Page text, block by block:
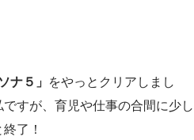
ナ５」 をやっとクリアしまし
すが、育児や仕事の合間に少し
了！